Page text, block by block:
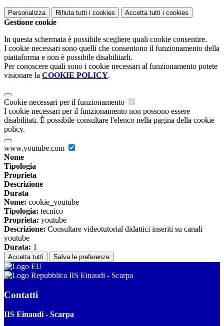
Personalizza Rifiuta tutti i cookies Accetta tutti i cookies
Gestione cookie
In questa schermata è possibile scegliere quali cookie consentire.
I cookie necessari sono quelli che consentono il funzionamento della
piattaforma e non è possibile disabilitarli.
Per conoscere quali sono i cookie necessari al funzionamento potete
visionare la COOKIE POLICY.
Cookie necessari per il funzionamento
I cookie necessari per il funzionamento non possono essere
disabilitati. È possibile consultare l'elenco nella pagina della cookie
policy.
www.youtube.com
Nome
Tipologia
Proprieta
Descrizione
Durata
Nome: cookie_youtube
Tipologia: tecnico
Proprieta: youtube
Descrizione: Consultare videotutorial didattici inseriti su canali
youtube
Durata: 1
Accetta tutti Salva le preferenze
IIS Einaudi - Scarpa
Contatti
IIS Einaudi - Scarpa